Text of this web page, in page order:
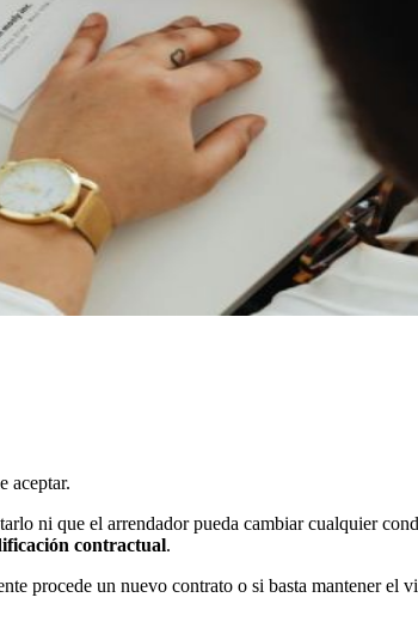
aceptar.
ni que el arrendador pueda cambiar cualquier
contractual.
procede un nuevo contrato o si basta mantener el